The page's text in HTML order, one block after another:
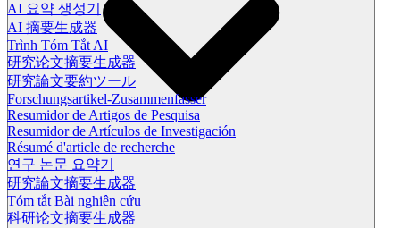
AI 요약 생성기
AI 摘要生成器
Trình Tóm Tắt AI
研究论文摘要生成器
研究論文要約ツール
Forschungsartikel-Zusammenfasser
Resumidor de Artigos de Pesquisa
Resumidor de Artículos de Investigación
Résumé d'article de recherche
연구 논문 요약기
研究論文摘要生成器
Tóm tắt Bài nghiên cứu
科研论文摘要生成器